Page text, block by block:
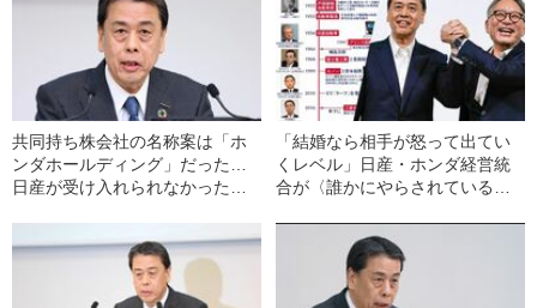
共同持ち株会社の名称案は「ホ
ンダホールディング」だった…
日産が受け入れられなかったホ
「結婚なら相手が怒って出てい
くレベル」日産・ホンダ経営統
合が〈誰かにやらされている〉
ーナリストが裏読み》